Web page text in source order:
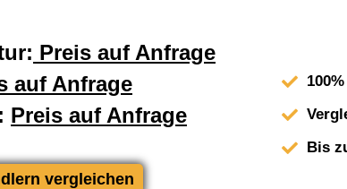
Preis auf Anfrage
auf Anfrage
Preis auf Anfrage
vergleichen
Bis